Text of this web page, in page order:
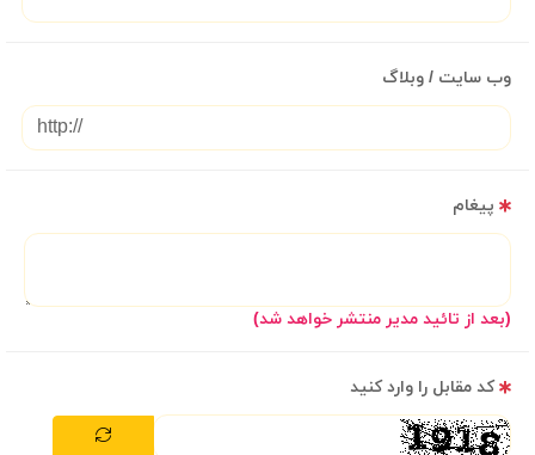
وب سایت / وبلاگ
پیغام
(بعد از تائید مدیر منتشر خواهد شد)
کد مقابل را وارد کنید